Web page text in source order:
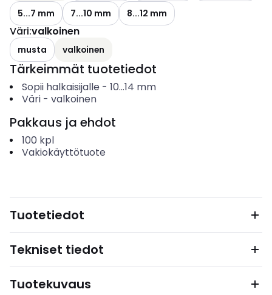
5...7 mm
7...10 mm 8...12 mm
Väri:valkoinen
musta valkoinen
Tärkeimmät tuotetiedot
Sopii halkaisijalle - 10...14 mm
Väri- valkoinen
Pakkaus ja ehdot
100 kpl
Vakiokäyttötuote
Tuotetiedot
Tekniset tiedot
Tuotekuvaus